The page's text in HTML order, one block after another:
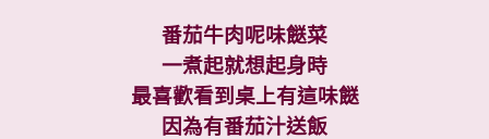
番茄牛肉呢味餸菜
一煮起就想起身時
最喜歡看到桌上有這味餸
因為有番茄汁送飯